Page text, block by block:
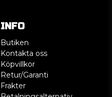
INFO
Butiken
Kontakta oss
Köpvillkor
Retur/Garanti
Frakter